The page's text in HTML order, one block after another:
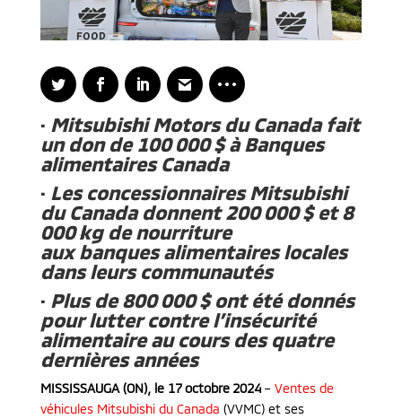
· Mitsubishi Motors du Canada fait
un don de 100 000 $ à Banques
alimentaires Canada
· Les concessionnaires Mitsubishi
du Canada donnent 200 000 $ et 8
000 kg de nourriture
aux banques alimentaires locales
dans leurs communautés
· Plus de 800 000 $ ont été donnés
pour lutter contre l’insécurité
alimentaire au cours des quatre
dernières années
MISSISSAUGA (ON), le 17 octobre 2024– Ventes de
véhicules Mitsubishi du Canada (VVMC) et ses